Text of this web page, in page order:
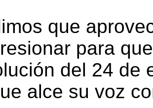
que
para
del 24 de
alce su voz